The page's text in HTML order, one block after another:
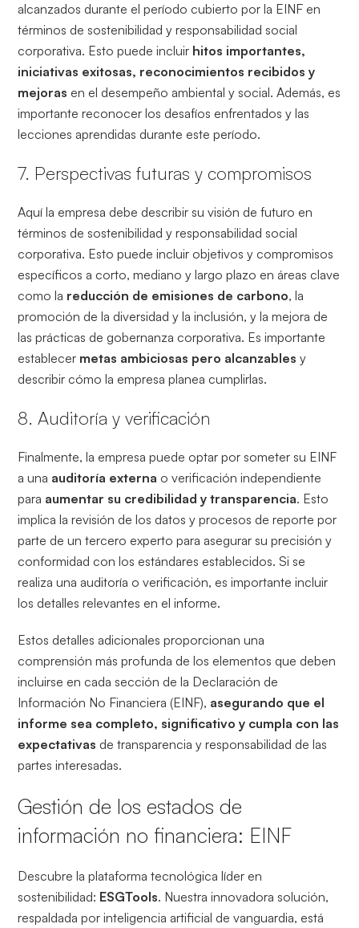
alcanzados durante el período cubierto por la EINF en
términos de sostenibilidad y responsabilidad social
corporativa. Esto puede incluir hitos importantes,
iniciativas exitosas, reconocimientos recibidos y
mejoras en el desempeño ambiental y social. Además, es
importante reconocer los desafíos enfrentados y las
lecciones aprendidas durante este período.
7. Perspectivas futuras y compromisos
Aquí la empresa debe describir su visión de futuro en
términos de sostenibilidad y responsabilidad social
corporativa. Esto puede incluir objetivos y compromisos
específicos a corto, mediano y largo plazo en áreas clave
como la reducción de emisiones de carbono, la
promoción de la diversidad y la inclusión, y la mejora de
las prácticas de gobernanza corporativa. Es importante
establecer metas ambiciosas pero alcanzables y
describir cómo la empresa planea cumplirlas.
8. Auditoría y verificación
Finalmente, la empresa puede optar por someter su EINF
a una auditoría externa o verificación independiente
para aumentar su credibilidad y transparencia. Esto
implica la revisión de los datos y procesos de reporte por
parte de un tercero experto para asegurar su precisión y
conformidad con los estándares establecidos. Si se
realiza una auditoría o verificación, es importante incluir
los detalles relevantes en el informe.
Estos detalles adicionales proporcionan una
comprensión más profunda de los elementos que deben
incluirse en cada sección de la Declaración de
Información No Financiera (EINF), asegurando que el
informe sea completo, significativo y cumpla con las
expectativas de transparencia y responsabilidad de las
partes interesadas.
Gestión de los estados de
información no financiera: EINF
Descubre la plataforma tecnológica líder en
sostenibilidad: ESGTools. Nuestra innovadora solución,
respaldada por inteligencia artificial de vanguardia, está